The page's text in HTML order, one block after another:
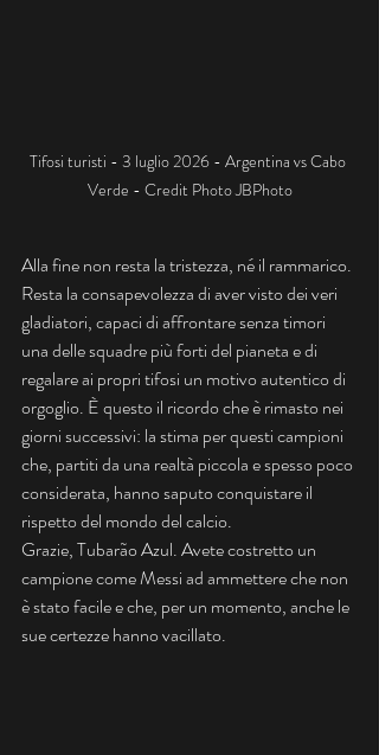
Tifosi turisti - 3 luglio 2026 - Argentina vs Cabo
Verde - Credit Photo JBPhoto
Alla fine non resta la tristezza, né il rammarico.
Resta la consapevolezza di aver visto dei veri
gladiatori, capaci di affrontare senza timori
una delle squadre più forti del pianeta e di
regalare ai propri tifosi un motivo autentico di
orgoglio. È questo il ricordo che è rimasto nei
giorni successivi: la stima per questi campioni
che, partiti da una realtà piccola e spesso poco
considerata, hanno saputo conquistare il
rispetto del mondo del calcio.
Grazie, Tubarão Azul. Avete costretto un
campione come Messi ad ammettere che non
è stato facile e che, per un momento, anche le
sue certezze hanno vacillato.